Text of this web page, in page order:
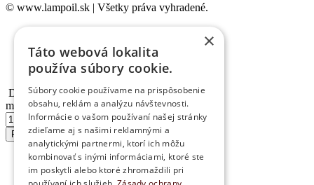
© www.lampoil.sk | Všetky práva vyhradené.
Obchodné podmienky
Kontakt
Dekoratívne sklo – Ole...
množstvo Dekoratívne sklo - Olejová lampa
Pridať do košíka
×
Táto webová lokalita
používa súbory cookie.
Súbory cookie používame na prispôsobenie
obsahu, reklám a analýzu návštevnosti.
Informácie o vašom používaní našej stránky
zdieľame aj s našimi reklamnými a
analytickými partnermi, ktorí ich môžu
kombinovať s inými informáciami, ktoré ste
im poskytli alebo ktoré zhromaždili pri